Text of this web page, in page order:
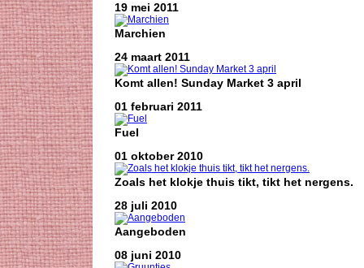
19 mei 2011
Marchien
24 maart 2011
Komt allen! Sunday Market 3 april
01 februari 2011
Fuel
01 oktober 2010
Zoals het klokje thuis tikt, tikt het nergens.
28 juli 2010
Aangeboden
08 juni 2010